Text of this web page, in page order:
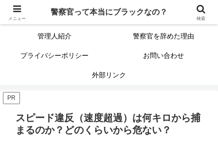
警察官って本当にブラックなの？ サイトマップ（記事一覧）
管理人紹介 警察官を辞めた理由
プライバシーポリシー お問い合わせ
外部リンク
PR
スピード違反（速度超過）は何キロから捕
まるのか？どのくらいから危ない？
メニュー
警察官って本当にブラックなの？
検索